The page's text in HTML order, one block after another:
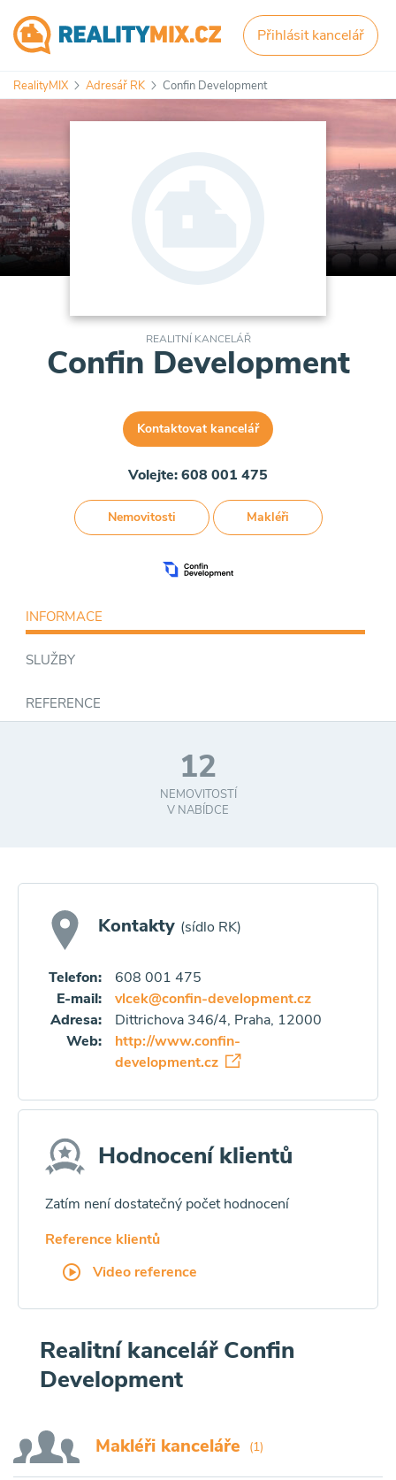
Přihlásit kancelář
RealityMIX Adresář RK Confin Development
REALITNÍ KANCELÁŘ
Confin Development
Kontaktovat kancelář
Volejte: 608 001 475
Nemovitosti Makléři
INFORMACE
SLUŽBY
REFERENCE
12
NEMOVITOSTÍ
V NABÍDCE
Kontakty (sídlo RK)
Telefon:
608 001 475
E-mail:
vlcek@confin-development.cz
Adresa:
Dittrichova 346/4, Praha, 12000
Web:
http://www.confin-
development.cz
Hodnocení klientů
Zatím není dostatečný počet hodnocení
Reference klientů
Video reference
Realitní kancelář Confin
Development
Makléři kanceláře (1)